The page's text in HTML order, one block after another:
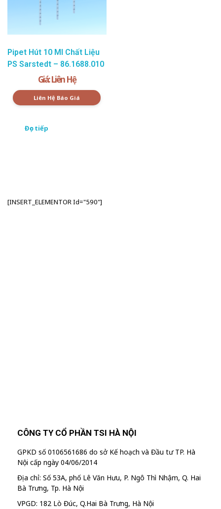
Pipet Hút 10 Ml Chất Liệu
PS Sarstedt – 86.1688.010
Giá: Liên Hệ
Liên Hệ Báo Giá
Đọc tiếp
[INSERT_ELEMENTOR Id="590"]
CÔNG TY CỔ PHẦN TSI HÀ NỘI
GPKD số 0106561686 do sở Kế hoạch và Đầu tư TP. Hà
Nội cấp ngày 04/06/2014
Địa chỉ: Số 53A, phố Lê Văn Hưu, P. Ngô Thì Nhậm, Q. Hai
Bà Trưng, Tp. Hà Nội
VPGD: 182 Lò Đúc, Q.Hai Bà Trưng, Hà Nội